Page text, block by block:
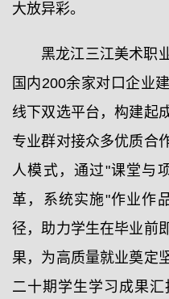
大放异彩。
黑龙江三江美术职
国内200余家对口企业
线下双选平台，构建起
专业群对接众多优质合
人模式，通过"课堂与
革，系统实施"作业作
径，助力学生在毕业前
果，为高质量就业奠定
二十期学生学习成果